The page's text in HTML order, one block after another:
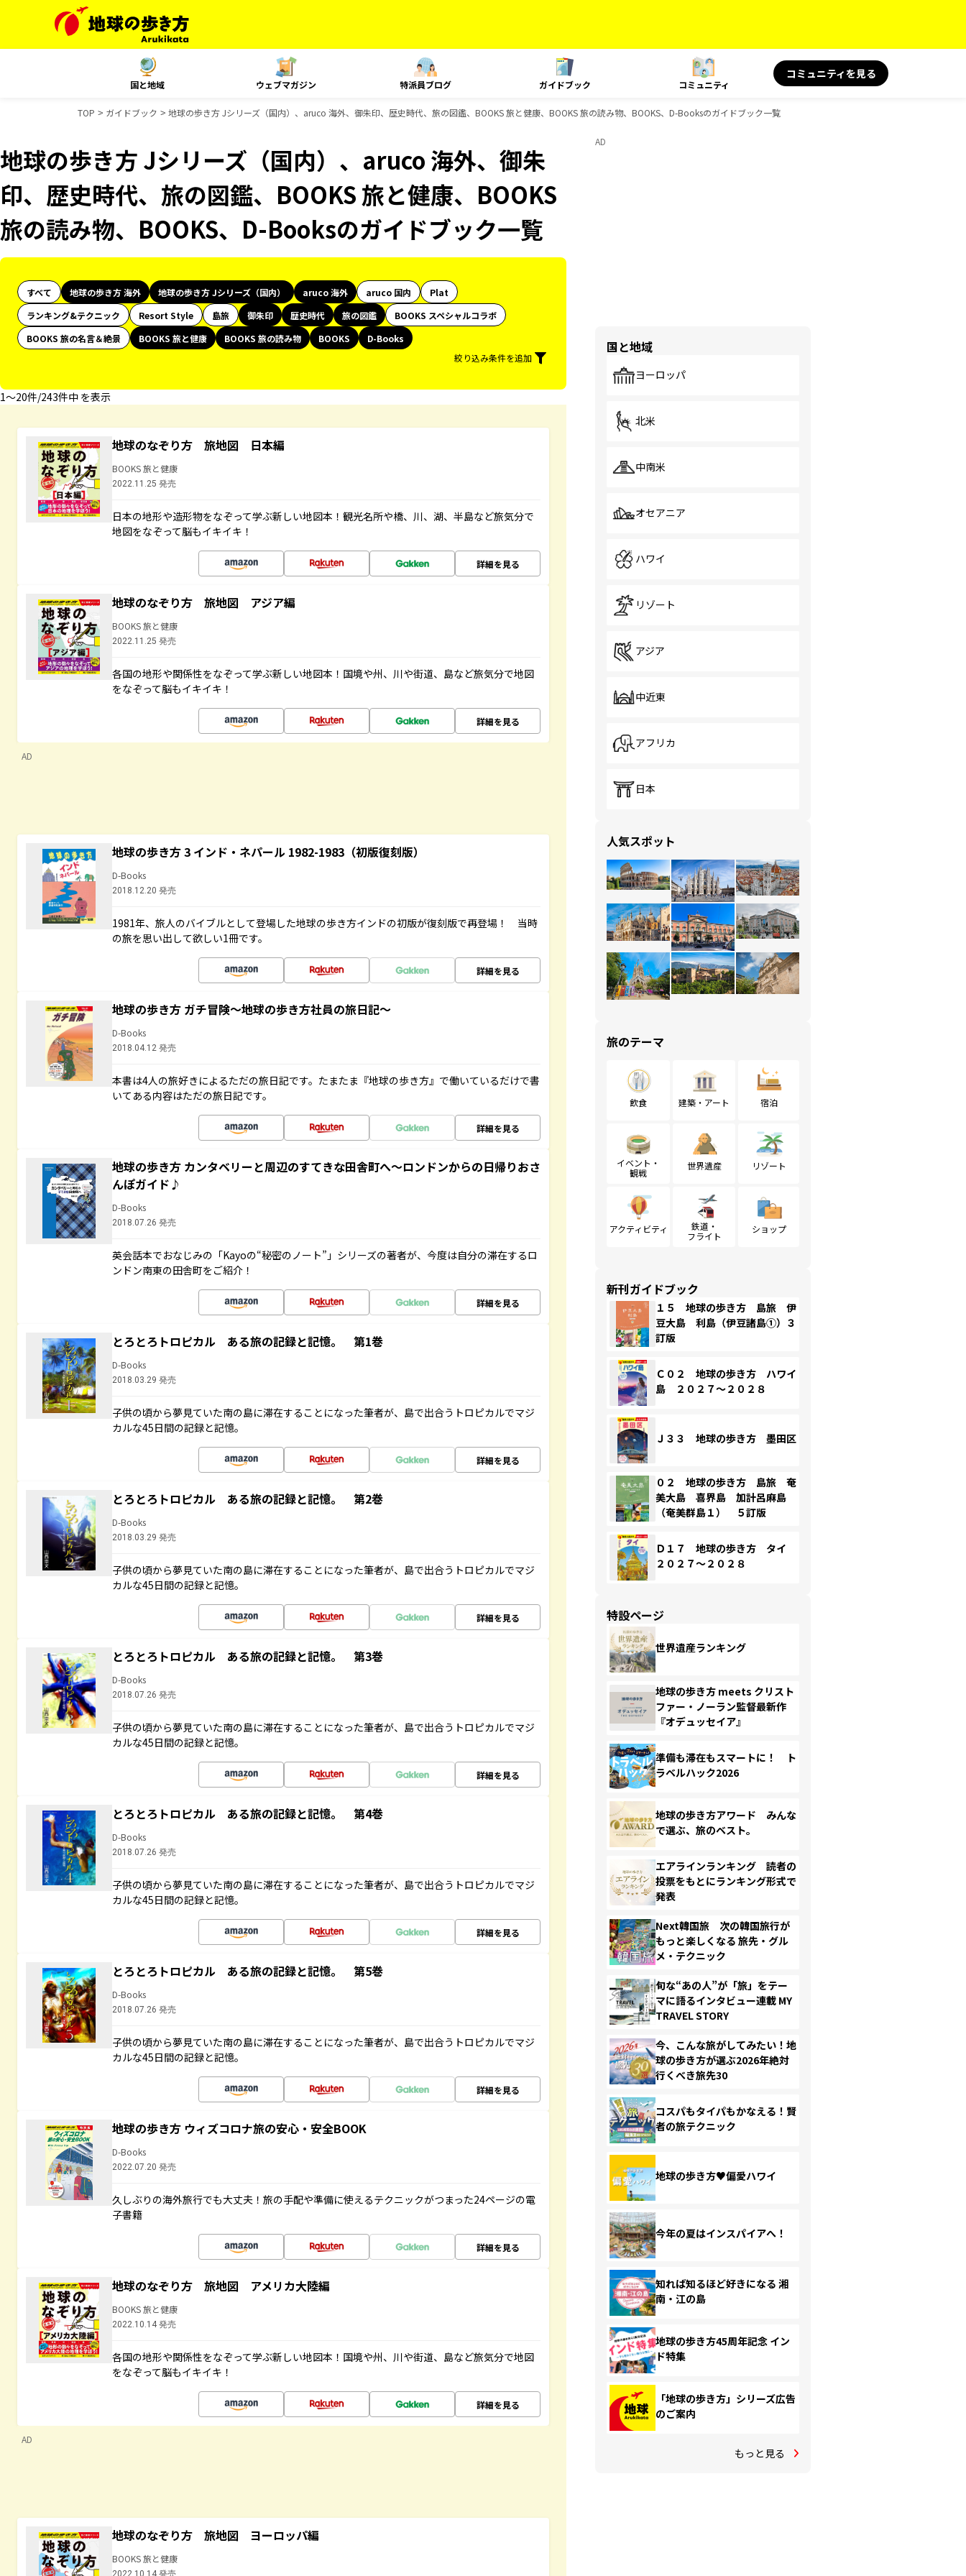
国と地域 ウェブマガジン 特派員ブログ ガイドブック コミュニティ
コミュニティを見る
TOP ガイドブック 地球の歩き方 Jシリーズ（国内）、aruco 海外、御朱印、歴史時代、旅の図鑑、BOOKS 旅と健康、BOOKS 旅の読み物、BOOKS、D-Booksのガイドブック一覧
地球の歩き方 Jシリーズ（国内）、aruco 海外、御朱
印、歴史時代、旅の図鑑、BOOKS 旅と健康、BOOKS
旅の読み物、BOOKS、D-Booksのガイドブック一覧
すべて 地球の歩き方 海外 地球の歩き方 Jシリーズ（国内） aruco 海外 aruco 国内
Plat
ランキング&テクニック
Resort Style 島旅 御朱印 歴史時代 旅の図鑑
BOOKS スペシャルコラボ
BOOKS 旅の名言＆絶景
BOOKS 旅と健康 BOOKS 旅の読み物 BOOKS
D-Books
絞り込み条件を追加
1〜20件/243件中 を表示
地球のなぞり方 旅地図 日本編
BOOKS 旅と健康
2022.11.25 発売
日本の地形や造形物をなぞって学ぶ新しい地図本！観光名所や橋、川、湖、半島など旅気分で
地図をなぞって脳もイキイキ！
詳細を見る
地球のなぞり方 旅地図 アジア編
BOOKS 旅と健康
2022.11.25 発売
各国の地形や関係性をなぞって学ぶ新しい地図本！国境や州、川や街道、島など旅気分で地図
をなぞって脳もイキイキ！
詳細を見る
AD
地球の歩き方 3 インド・ネパール 1982-1983（初版復刻版）
D-Books
2018.12.20 発売
1981年、旅人のバイブルとして登場した地球の歩き方インドの初版が復刻版で再登場！ 当時
の旅を思い出して欲しい1冊です。
詳細を見る
地球の歩き方 ガチ冒険～地球の歩き方社員の旅日記～
D-Books
2018.04.12 発売
本書は4人の旅好きによるただの旅日記です。たまたま『地球の歩き方』で働いているだけで書
いてある内容はただの旅日記です。
詳細を見る
地球の歩き方 カンタベリーと周辺のすてきな田舎町へ～ロンドンからの日帰りおさ
んぽガイド♪
D-Books
2018.07.26 発売
英会話本でおなじみの「Kayoの“秘密のノート”」シリーズの著者が、今度は自分の滞在するロ
ンドン南東の田舎町をご紹介！
詳細を見る
とろとろトロピカル ある旅の記録と記憶。 第1巻
D-Books
2018.03.29 発売
子供の頃から夢見ていた南の島に滞在することになった筆者が、島で出合うトロピカルでマジ
カルな45日間の記録と記憶。
詳細を見る
とろとろトロピカル ある旅の記録と記憶。 第2巻
D-Books
2018.03.29 発売
子供の頃から夢見ていた南の島に滞在することになった筆者が、島で出合うトロピカルでマジ
カルな45日間の記録と記憶。
詳細を見る
とろとろトロピカル ある旅の記録と記憶。 第3巻
D-Books
2018.07.26 発売
子供の頃から夢見ていた南の島に滞在することになった筆者が、島で出合うトロピカルでマジ
カルな45日間の記録と記憶。
詳細を見る
とろとろトロピカル ある旅の記録と記憶。 第4巻
D-Books
2018.07.26 発売
子供の頃から夢見ていた南の島に滞在することになった筆者が、島で出合うトロピカルでマジ
カルな45日間の記録と記憶。
詳細を見る
とろとろトロピカル ある旅の記録と記憶。 第5巻
D-Books
2018.07.26 発売
子供の頃から夢見ていた南の島に滞在することになった筆者が、島で出合うトロピカルでマジ
カルな45日間の記録と記憶。
詳細を見る
地球の歩き方 ウィズコロナ旅の安心・安全BOOK
D-Books
2022.07.20 発売
久しぶりの海外旅行でも大丈夫！旅の手配や準備に使えるテクニックがつまった24ページの電
子書籍
詳細を見る
地球のなぞり方 旅地図 アメリカ大陸編
BOOKS 旅と健康
2022.10.14 発売
各国の地形や関係性をなぞって学ぶ新しい地図本！国境や州、川や街道、島など旅気分で地図
をなぞって脳もイキイキ！
詳細を見る
AD
地球のなぞり方 旅地図 ヨーロッパ編
BOOKS 旅と健康
2022.10.14 発売
AD
国と地域
ヨーロッパ
北米
中南米
オセアニア
ハワイ
リゾート
アジア
中近東
アフリカ
日本
人気スポット
旅のテーマ
飲食 建築・アート 宿泊
イベント・
観戦
世界遺産 リゾート
アクティビティ
鉄道・
フライト
ショップ
新刊ガイドブック
１５ 地球の歩き方 島旅 伊
豆大島 利島（伊豆諸島①）３
訂版
Ｃ０２ 地球の歩き方 ハワイ
島 ２０２７～２０２８
Ｊ３３ 地球の歩き方 墨田区
０２ 地球の歩き方 島旅 奄
美大島 喜界島 加計呂麻島
（奄美群島１） ５訂版
Ｄ１７ 地球の歩き方 タイ
２０２７～２０２８
特設ページ
世界遺産ランキング
地球の歩き方 meets クリスト
ファー・ノーラン監督最新作
『オデュッセイア』
準備も滞在もスマートに！ ト
ラベルハック2026
地球の歩き方アワード みんな
で選ぶ、旅のベスト。
エアラインランキング 読者の
投票をもとにランキング形式で
発表
Next韓国旅 次の韓国旅行が
もっと楽しくなる 旅先・グル
メ・テクニック
旬な“あの人”が「旅」をテー
マに語るインタビュー連載 MY
TRAVEL STORY
今、こんな旅がしてみたい！地
球の歩き方が選ぶ2026年絶対
行くべき旅先30
コスパもタイパもかなえる！賢
者の旅テクニック
地球の歩き方♥偏愛ハワイ
今年の夏はインスパイアへ！
知れば知るほど好きになる 湘
南・江の島
地球の歩き方45周年記念 イン
ド特集
「地球の歩き方」シリーズ広告
のご案内
もっと見る